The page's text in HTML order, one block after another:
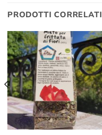
PRODOTTI CORRELATI